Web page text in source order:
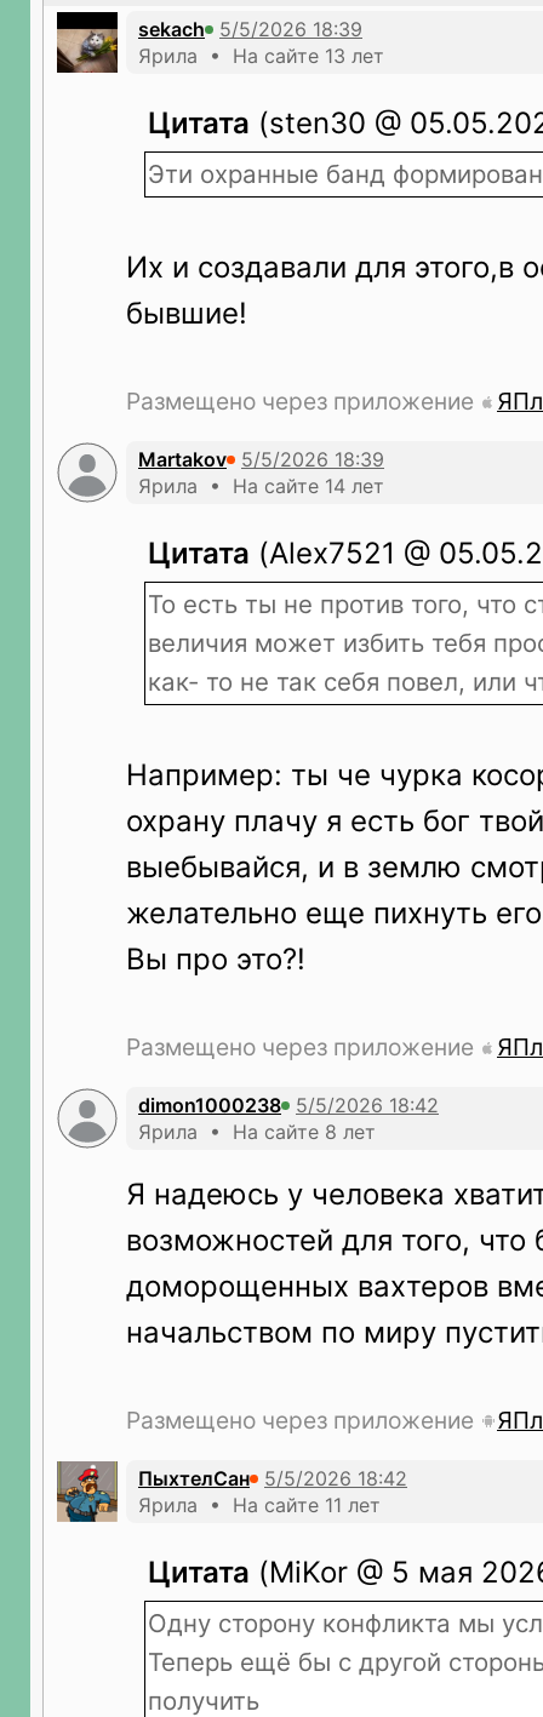
sekach
Ярила • На сайте 13 лет
Цитата (sten30 @
Эти охранные банд
Их и создавали для этого,в
бывшие!
Размещено через приложение
Martakov
Ярила • На сайте 14 лет
Цитата (Alex7521 @
То есть ты не против того, что
величия может избить тебя
как- то не так себя повел, или
Например: ты че чурка
охрану плачу я есть бог
выебывайся, и в землю
желательно еще пихнуть
Вы про это?!
Размещено через приложение
dimon1000238
Ярила • На сайте 8 лет
Я надеюсь у человека
возможностей для того, что
доморощенных вахтеров
начальством по миру
Размещено через приложение
ПыхтелСан
Ярила • На сайте 11 лет
Цитата (MiKor @ 5 мая
Одну сторону конфликта мы
Теперь ещё бы с другой
получить